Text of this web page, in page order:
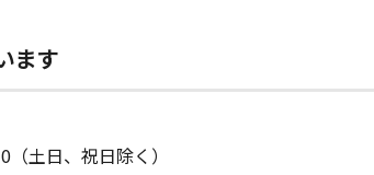
ます
（土日、祝日除く）